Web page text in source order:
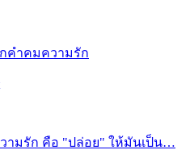
คำคมความรัก
วามรัก คือ "ปล่อย" ให้มันเป็น…